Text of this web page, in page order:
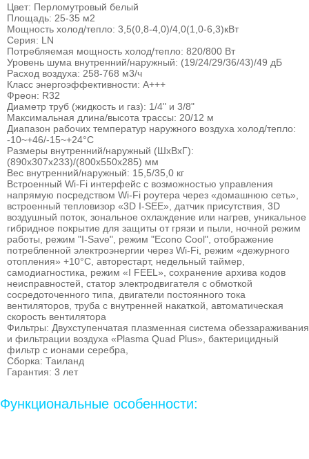
Цвет: Перломутровый белый
Площадь: 25-35 м2
Мощность холод/тепло: 3,5(0,8-4,0)/4,0(1,0-6,3)кВт
Серия: LN
Потребляемая мощность холод/тепло: 820/800 Вт
Уровень шума внутренний/наружный: (19/24/29/36/43)/49 дБ
Расход воздуха: 258-768 м3/ч
Класс энергоэффективности: А+++
Фреон: R32
Диаметр труб (жидкость и газ): 1/4" и 3/8"
Максимальная длина/высота трассы: 20/12 м
Диапазон рабочих температур наружного воздуха холод/тепло:
-10~+46/-15~+24°С
Размеры внутренний/наружный (ШхВхГ):
(890х307х233)/(800х550х285) мм
Вес внутренний/наружный: 15,5/35,0 кг
Встроенный Wi-Fi интерфейс с возможностью управления
напрямую посредством Wi-Fi роутера через «домашнюю сеть»,
встроенный тепловизор «3D I-SEE», датчик присутствия, 3D
воздушный поток, зональное охлаждение или нагрев, уникальное
гибридное покрытие для защиты от грязи и пыли, ночной режим
работы, режим "I-Save", режим "Econo Cool", отображение
потребленной электроэнергии через Wi-Fi, режим «дежурного
отопления» +10°С, авторестарт, недельный таймер,
самодиагностика, режим «I FEEL», сохранение архива кодов
неисправностей, статор электродвигателя с обмоткой
сосредоточенного типа, двигатели постоянного тока
вентиляторов, труба с внутренней накаткой, автоматическая
скорость вентилятора
Фильтры: Двухступенчатая плазменная система обеззараживания
и фильтрации воздуха «Plasma Quad Plus», бактерицидный
фильтр с ионами серебра,
Сборка: Таиланд
Гарантия: 3 лет
Функциональные особенности: